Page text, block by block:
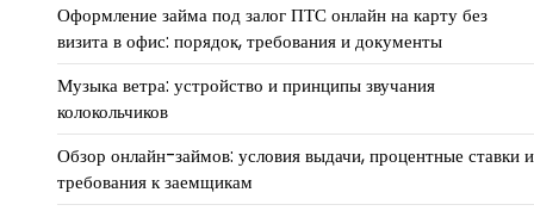
Оформление займа под залог ПТС онлайн на карту без
визита в офис: порядок, требования и документы
Музыка ветра: устройство и принципы звучания
колокольчиков
Обзор онлайн-займов: условия выдачи, процентные ставки и
требования к заемщикам